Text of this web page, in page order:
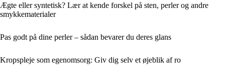
Ægte eller syntetisk? Lær at kende forskel på sten, perler og andre
smykkematerialer
Pas godt på dine perler – sådan bevarer du deres glans
Kropspleje som egenomsorg: Giv dig selv et øjeblik af ro